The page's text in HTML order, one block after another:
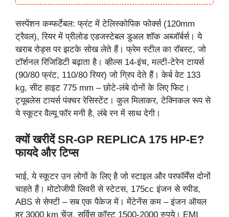
सस्पेंशन कम्फर्टेबल: फ्रंट में टेलिस्कोपिक फोर्क्स (120mm
ट्रैवल), रियर में प्रीलोड एडजस्टेबल डुअल शॉक अब्जॉर्बर्स। ये
खराब रोड्स पर झटके सोख लेते हैं। फ्रेम स्टील का रॉबस्ट, जो
टॉर्शनल रिजिडिटी बढ़ाता है। व्हील्स 14-इंच, मल्टी-टेरेन टायर्स
(90/80 फ्रंट, 110/80 रियर) जो ग्रिप देते हैं। केर्ब वेट 133
kg, सीट हाइट 775 mm – छोटे-लंबे दोनों के लिए फिट।
ट्यूबलेस टायर्स पंक्चर रेसिस्टेंट। कुल मिलाकर, टेक्निकल रूप से
ये स्कूटर वैल्यू फॉर मनी है, लंबे रन में साथ देगी।
क्यों खरीदें SR-GP REPLICA 175 HP-E?
फायदे और टिप्स
भाई, ये स्कूटर उन लोगों के लिए है जो स्टाइल और परफॉर्मेंस दोनों
चाहते हैं। मोटोजीपी लिवरी से स्टेटस, 175cc इंजन से स्पीड,
ABS से सेफ्टी – सब एक पैकेज में। मेंटेनेंस कम – इंजन ऑयल
हर 3000 km चेंज, सर्विस कॉस्ट 1500-2000 रुपये। EMI